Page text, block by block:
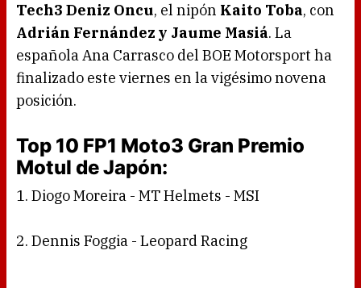
Tech3 Deniz Oncu, el nipón Kaito Toba, con
Adrián Fernández y Jaume Masiá. La
española Ana Carrasco del BOE Motorsport ha
finalizado este viernes en la vigésimo novena
posición.
Top 10 FP1 Moto3 Gran Premio
Motul de Japón:
1. Diogo Moreira - MT Helmets - MSI
2. Dennis Foggia - Leopard Racing